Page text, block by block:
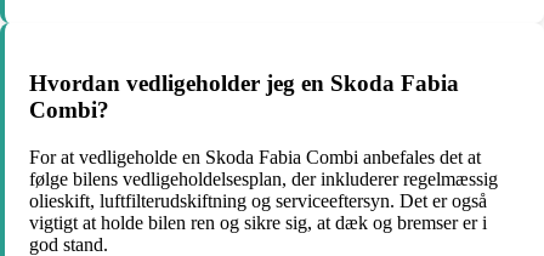
Hvordan vedligeholder jeg en Skoda Fabia
Combi?
For at vedligeholde en Skoda Fabia Combi anbefales det at
følge bilens vedligeholdelsesplan, der inkluderer regelmæssig
olieskift, luftfilterudskiftning og serviceeftersyn. Det er også
vigtigt at holde bilen ren og sikre sig, at dæk og bremser er i
god stand.